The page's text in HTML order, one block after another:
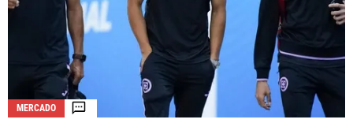
MERCADO